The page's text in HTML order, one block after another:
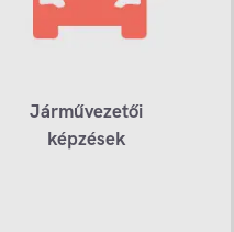
Járművezetői
képzések